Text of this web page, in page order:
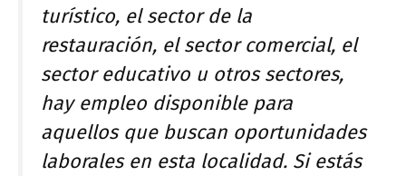
turístico, el sector de la
restauración, el sector comercial, el
sector educativo u otros sectores,
hay empleo disponible para
aquellos que buscan oportunidades
laborales en esta localidad. Si estás